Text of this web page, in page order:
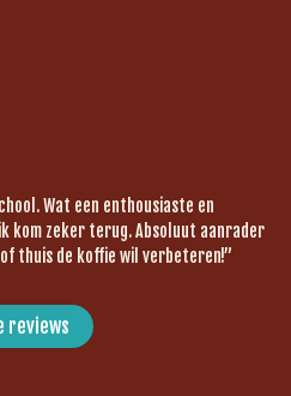
Wat een enthousiaste en
kom zeker terug. Absoluut aanrader
thuis de koffie wil verbeteren!”
reviews